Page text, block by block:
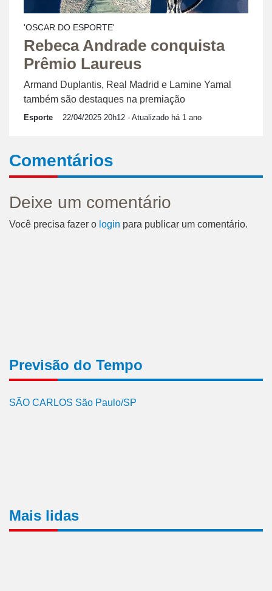
'OSCAR DO ESPORTE'
Rebeca Andrade conquista
Prêmio Laureus
Armand Duplantis, Real Madrid e Lamine Yamal
também são destaques na premiação
Esporte 22/04/2025 20h12 - Atualizado há 1 ano
Comentários
Deixe um comentário
Você precisa fazer o login para publicar um comentário.
Previsão do Tempo
SÃO CARLOS São Paulo/SP
Mais lidas